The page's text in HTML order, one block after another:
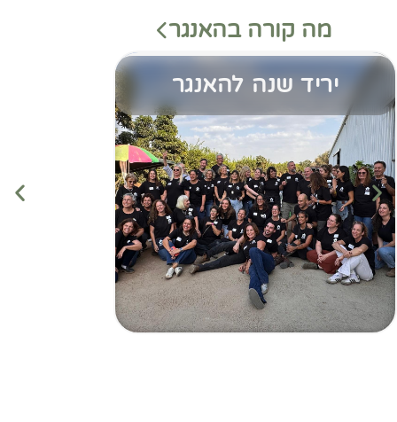
מה קורה בהאנגר
יריד שנה להאנגר